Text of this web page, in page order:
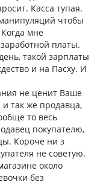
Касса тупая.
чтобы
мне
платы.
такой зарплаты
и на Пасху. И
не ценит Ваше
так же продавца,
то весь
покупателю,
Короче ни з
не советую.
около
без